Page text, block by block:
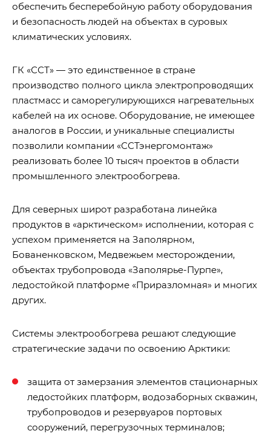
обеспечить бесперебойную работу оборудования
и безопасность людей на объектах в суровых
климатических условиях.
ГК «ССТ» — это единственное в стране
производство полного цикла электропроводящих
пластмасс и саморегулирующихся нагревательных
кабелей на их основе. Оборудование, не имеющее
аналогов в России, и уникальные специалисты
позволили компании «ССТэнергомонтаж»
реализовать более 10 тысяч проектов в области
промышленного электрообогрева.
Для северных широт разработана линейка
продуктов в «арктическом» исполнении, которая с
успехом применяется на Заполярном,
Бованенковском, Медвежьем месторождении,
объектах трубопровода «Заполярье-Пурпе»,
ледостойкой платформе «Приразломная» и многих
других.
Системы электрообогрева решают следующие
стратегические задачи по освоению Арктики:
защита от замерзания элементов стационарных
ледостойких платформ, водозаборных скважин,
трубопроводов и резервуаров портовых
сооружений, перегрузочных терминалов;